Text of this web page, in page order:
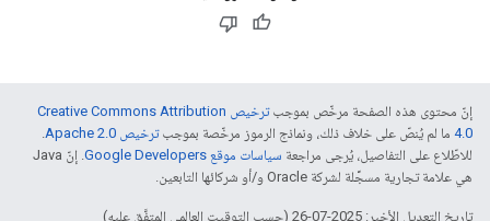
إنّ محتوى هذه الصفحة مرخّص بموجب
ترخيص Creative Commons Attribution
4.0‏ ما لم يُنصّ على خلاف ذلك، ونماذج الرموز مرخّصة بموجبترخيص Apache 2.0‏
.
للاطّلاع على التفاصيل، يُرجى مراجعة سياسات موقع Google Developers‏
. إنّ Java
هي علامة تجارية مسجَّلة لشركة Oracle و/أو شركائها التابعين.
تاريخ التعديل الأخير: 2025-07-26 (حسب التوقيت العالمي المتفَّق عليه)